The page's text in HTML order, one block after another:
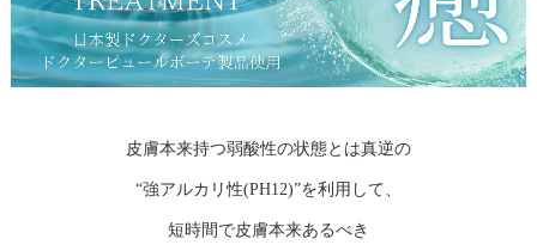
皮膚本来持つ弱酸性の状態とは真逆の
“強アルカリ性(PH12)”を利用して、
短時間で皮膚本来あるべき